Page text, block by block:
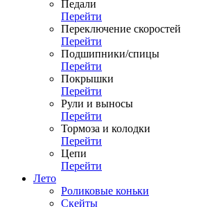
Педали
Перейти
Переключение скоростей
Перейти
Подшипники/спицы
Перейти
Покрышки
Перейти
Рули и выносы
Перейти
Тормоза и колодки
Перейти
Цепи
Перейти
Лето
Роликовые коньки
Скейты